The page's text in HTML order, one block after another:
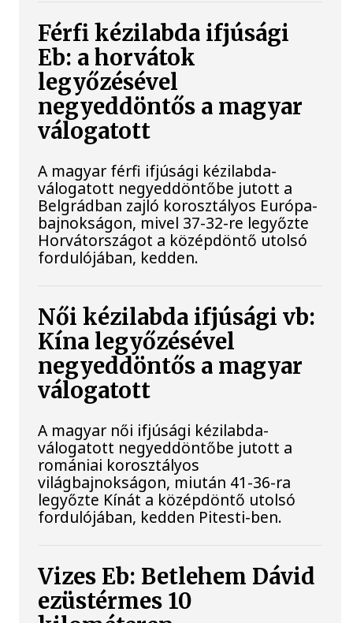
Férfi kézilabda ifjúsági
Eb: a horvátok
legyőzésével
negyeddöntős a magyar
válogatott
A magyar férfi ifjúsági kézilabda-
válogatott negyeddöntőbe jutott a
Belgrádban zajló korosztályos Európa-
bajnokságon, mivel 37-32-re legyőzte
Horvátországot a középdöntő utolsó
fordulójában, kedden.
Női kézilabda ifjúsági vb:
Kína legyőzésével
negyeddöntős a magyar
válogatott
A magyar női ifjúsági kézilabda-
válogatott negyeddöntőbe jutott a
romániai korosztályos
világbajnokságon, miután 41-36-ra
legyőzte Kínát a középdöntő utolsó
fordulójában, kedden Pitesti-ben.
Vizes Eb: Betlehem Dávid
ezüstérmes 10